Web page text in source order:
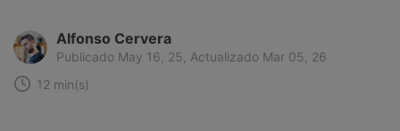
Alfonso Cervera
Publicado May 16, 25, Actualizado Mar 05, 26
12 min(s)